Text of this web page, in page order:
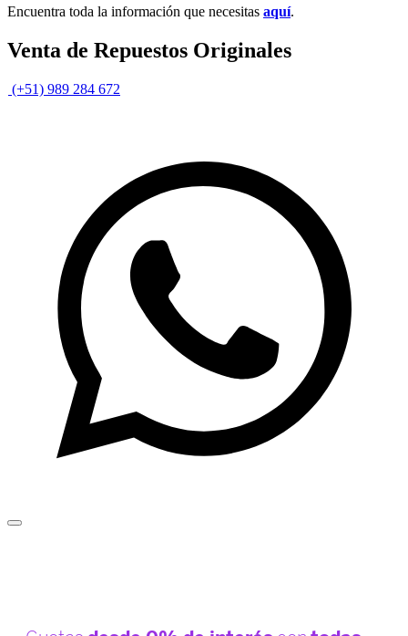
Encuentra toda la información que necesitas aquí.
Venta de Repuestos Originales
(+51) 989 284 672